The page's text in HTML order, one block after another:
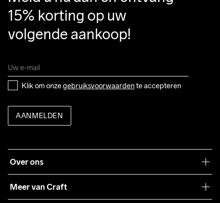
15% korting op uw
volgende aankoop!
Klik om onze gebruiksvoorwaarden te accepteren
AANMELDEN
Over ons
Meer van Craft